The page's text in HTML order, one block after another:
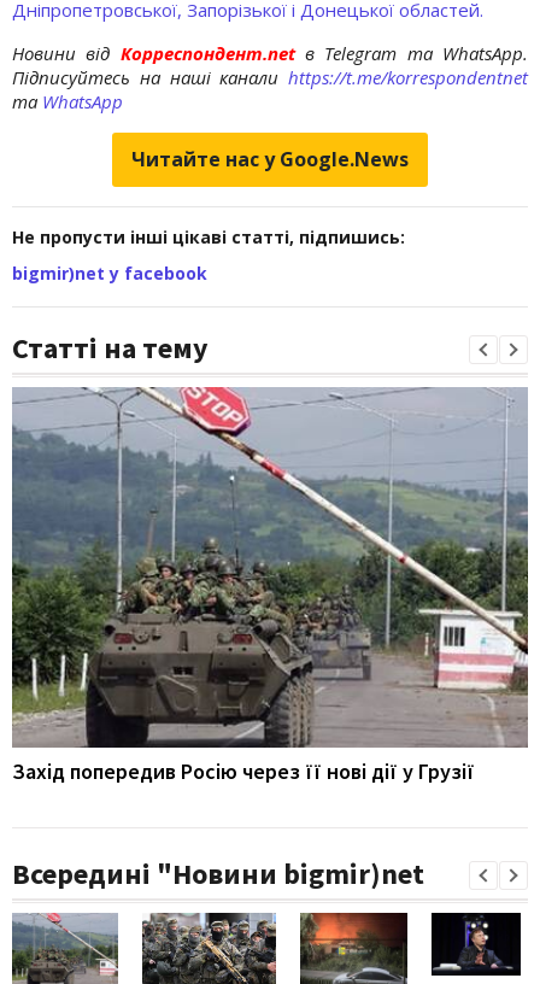
Дніпропетровської, Запорізької і Донецької областей.
Новини від Корреспондент.netв Telegram та WhatsApp.
Підписуйтесь на наші канали https://t.me/korrespondentnet
та WhatsApp
Читайте нас у Google.News
Не пропусти інші цікаві статті, підпишись:
bigmir)net у facebook
Статті на тему
Захід попередив Росію через її нові дії у Грузії
Всередині "Новини bigmir)net